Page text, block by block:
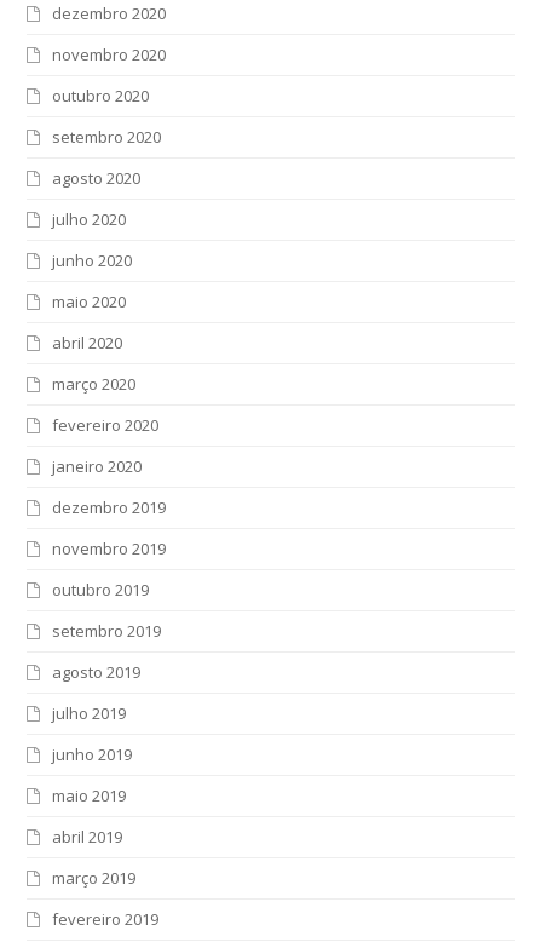
dezembro 2020
novembro 2020
outubro 2020
setembro 2020
agosto 2020
julho 2020
junho 2020
maio 2020
abril 2020
março 2020
fevereiro 2020
janeiro 2020
dezembro 2019
novembro 2019
outubro 2019
setembro 2019
agosto 2019
julho 2019
junho 2019
maio 2019
abril 2019
março 2019
fevereiro 2019